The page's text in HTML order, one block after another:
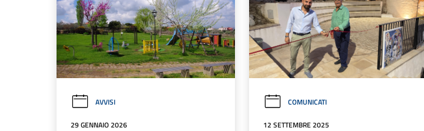
AVVISI
29 GENNAIO 2026
COMUNICATI
12 SETTEMBRE 2025